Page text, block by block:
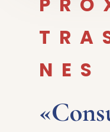
NES